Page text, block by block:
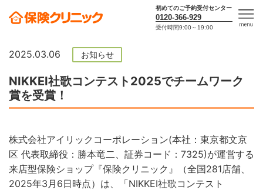
初めてのご予約受付センター
0120-366-929
受付時間9:00～19:00
2025.03.06 お知らせ
NIKKEI社歌コンテスト2025でチームワーク
賞を受賞！
株式会社アイリックコーポレーション(本社：東京都文京
区 代表取締役：勝本竜二、証券コード：7325)が運営する
来店型保険ショップ『保険クリニック』（全国281店舗、
2025年3月6日時点）は、「NIKKEI社歌コンテスト